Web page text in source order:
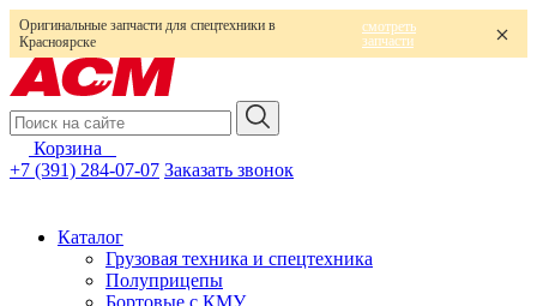
Оригинальные запчасти для спецтехники в
Красноярске
смотреть
запчасти
Корзина
+7 (391) 284-07-07 Заказать звонок
Каталог
Грузовая техника и спецтехника
Полуприцепы
Бортовые с КМУ